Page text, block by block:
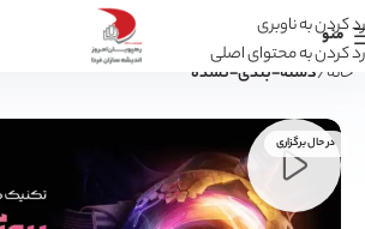
رد کردن به ناوبری
رد کردن به محتوای اصلی
منو
خانه دسته-بندی-نشده
در حال برگزاری